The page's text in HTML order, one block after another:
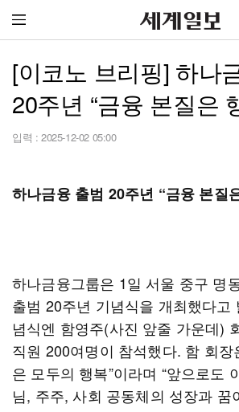
[이코노 브리핑] 하나
20주년 “금융 본질은
입력 : 2025-12-02 05:00
하나금융 출범 20주년 “금융 본질
하나금융그룹은 1일 서울 중구 명
출범 20주년 기념식을 개최했다고
념식엔 함영주(사진 앞줄 가운데)
직원 200여명이 참석했다. 함 회장
은 모두의 행복”이라며 “앞으로도
님, 주주, 사회 공동체의 성장과 꿈